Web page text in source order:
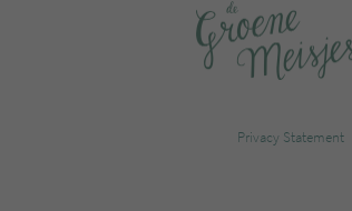
Privacy Statement